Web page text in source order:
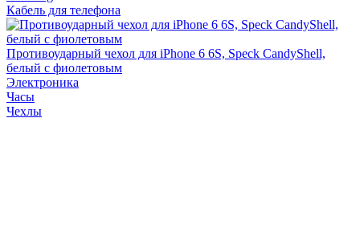
Кабель для телефона
Противоударный чехол для iPhone 6 6S, Speck CandyShell,
белый с фиолетовым
Электроника
Часы
Чехлы